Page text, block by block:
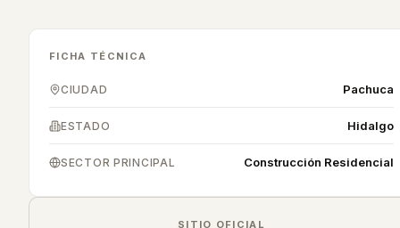
FICHA TÉCNICA
CIUDAD Pachuca
ESTADO Hidalgo
SECTOR PRINCIPAL Construcción Residencial
SITIO OFICIAL